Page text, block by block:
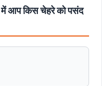
आप किस चेहरे को पसंद